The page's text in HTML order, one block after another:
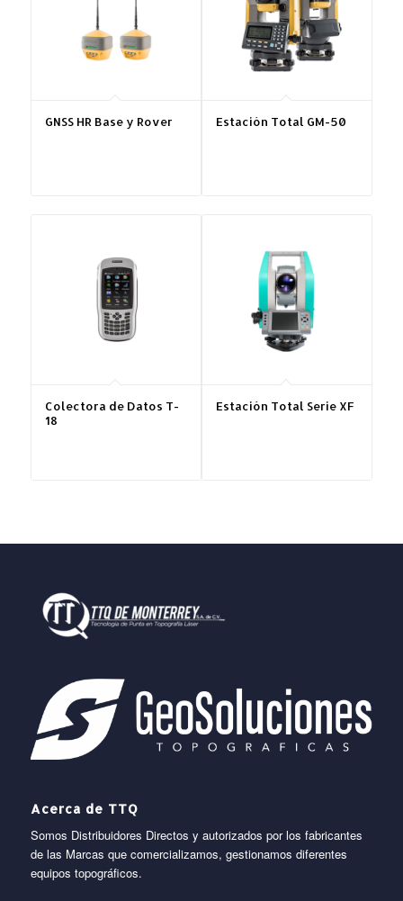
GNSS HR Base y Rover Estación Total GM-50
Colectora de Datos T-
18
Estación Total Serie XF
Acerca de TTQ
Somos Distribuidores Directos y autorizados por los fabricantes
de las Marcas que comercializamos, gestionamos diferentes
equipos topográficos.